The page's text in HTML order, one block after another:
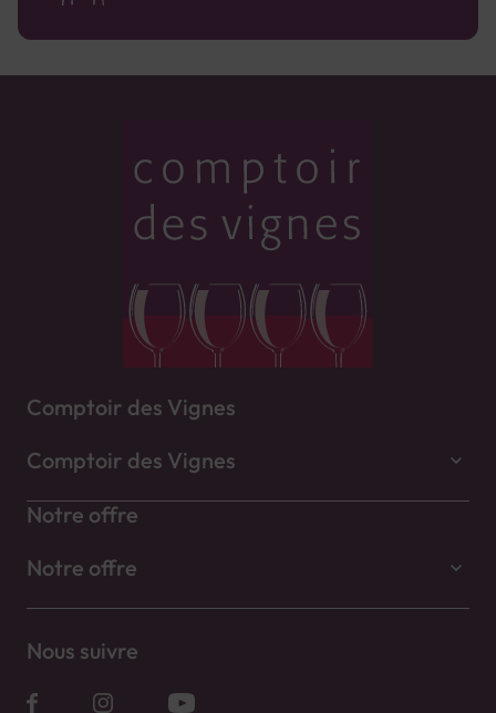
Comptoir des Vignes
Comptoir des Vignes
Notre offre
Notre offre
Nous suivre